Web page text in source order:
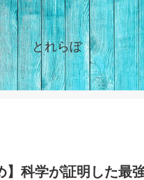
とれらぼ
】科学が証明した最